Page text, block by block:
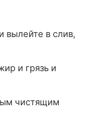
вылейте в слив,
и грязь и
чистящим